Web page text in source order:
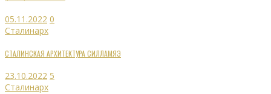
05.11.2022 0
Сталинарх
СТАЛИНСКАЯ АРХИТЕКТУРА СИЛЛАМЯЭ
23.10.2022 5
Сталинарх